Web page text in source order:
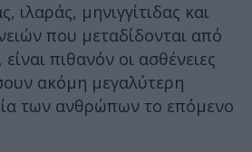
ιλαράς, μηνιγγίτιδας και
που μεταδίδονται από
πιθανόν οι ασθένειες
ακόμη μεγαλύτερη
των ανθρώπων το επόμενο